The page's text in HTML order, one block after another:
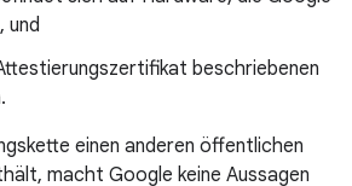
und
beschriebenen
einen anderen öffentlichen
macht Google keine Aussagen